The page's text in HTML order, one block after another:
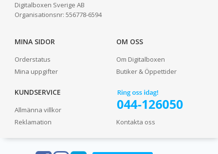
Digitalboxen Sverige AB
Organisationsnr: 556778-6594
MINA SIDOR
Orderstatus
Mina uppgifter
OM OSS
Om Digitalboxen
Butiker & Öppettider
KUNDSERVICE
Allmänna villkor
Reklamation
Kontakta oss